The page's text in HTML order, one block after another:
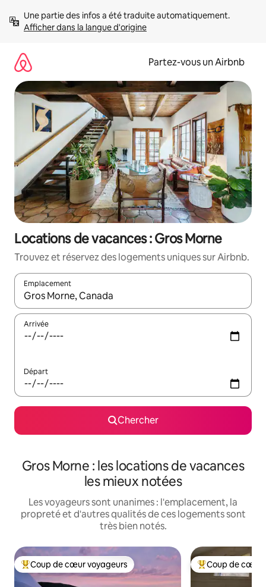
directement
Afficher dans la langue d'origine
Partez-vous un Airbnb
Locations de vacances : Gros Morne
Trouvez et réservez des logements uniques sur Airbnb.
Emplacement
Quand les résultats sont affichés, parcourez-les en utilisant
Arrivée
Départ
Chercher
Gros Morne : les locations de vacances
les mieux notées
Les voyageurs sont unanimes : l'emplacement, la
propreté et d'autres qualités de ces logements sont
très bien notés.
Coup de cœur voyageurs parmi les plus aimés
Coup de cœur voyageurs Coup de cœur
Coup de cœur